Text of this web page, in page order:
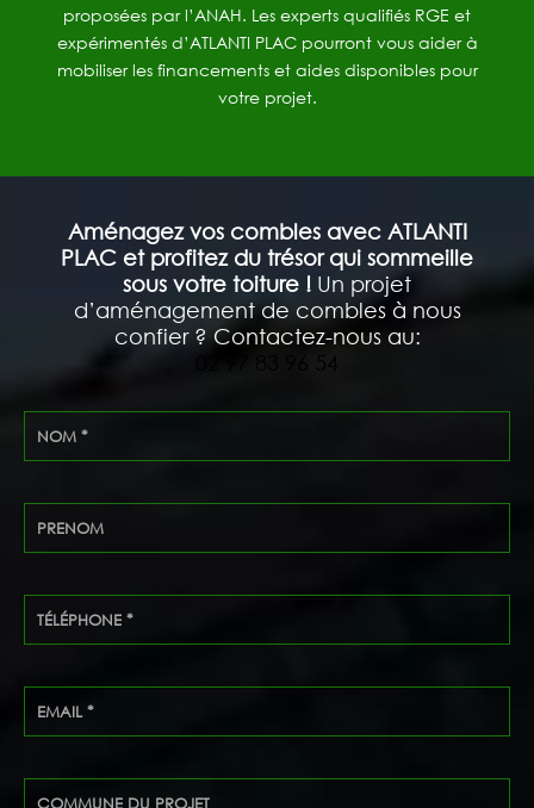
proposées par l’ANAH. Les experts qualifiés RGE et
expérimentés d’ATLANTI PLAC pourront vous aider à
mobiliser les financements et aides disponibles pour
votre projet.
Aménagez vos combles avec ATLANTI
PLAC et profitez du trésor qui sommeille
sous votre toiture ! Un projet
d’aménagement de combles à nous
confier ? Contactez-nous au: